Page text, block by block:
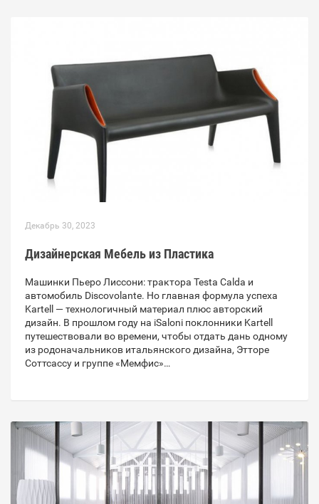
Декабрь 30, 2023
Дизайнерская Мебель из Пластика
Машинки Пьеро Лиссони: трактора Testa Calda и
автомобиль Discovolante. Но главная формула успеха
Kartell — технологичный материал плюс авторский
дизайн. В прошлом году на iSaloni поклонники Kartell
путешествовали во времени, чтобы отдать дань одному
из родоначальников итальянского дизайна, Этторе
Соттсассу и группе «Мемфис»…